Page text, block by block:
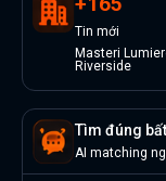
Tin mới
Masteri
Riverside
Tìm đúng
AI matching